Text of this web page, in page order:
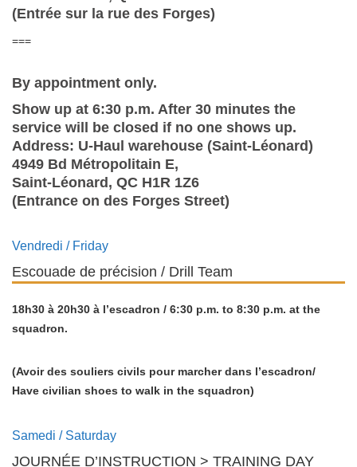
(Entrée sur la rue des Forges)
===
By appointment only.
Show up at 6:30 p.m. After 30 minutes the
service will be closed if no one shows up.
Address: U-Haul warehouse (Saint-Léonard)
4949 Bd Métropolitain E,
Saint-Léonard, QC H1R 1Z6
(Entrance on des Forges Street)
Vendredi / Friday
Escouade de précision / Drill Team
18h30 à 20h30 à l’escadron / 6:30 p.m. to 8:30 p.m. at the
squadron.
(Avoir des souliers civils pour marcher dans l’escadron/
Have civilian shoes to walk in the squadron)
Samedi / Saturday
JOURNÉE D’INSTRUCTION > TRAINING DAY